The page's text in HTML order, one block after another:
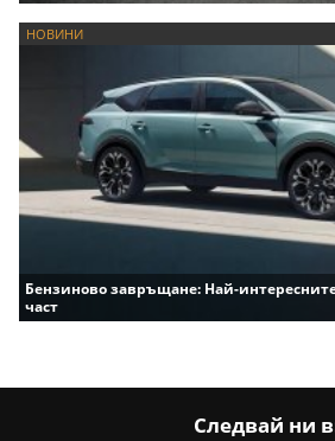
НОВИНИ
Бензиново завръщане: Най-
част
Следвай ни